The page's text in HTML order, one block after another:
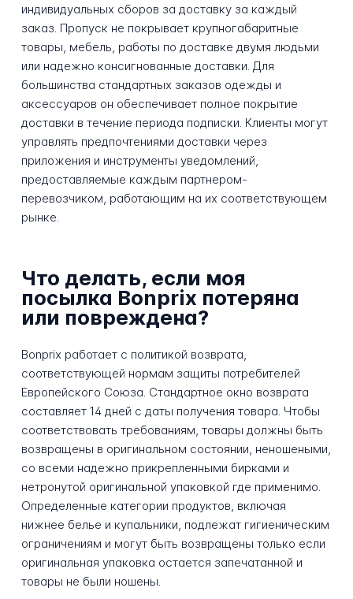
индивидуальных сборов за доставку за каждый
заказ. Пропуск не покрывает крупногабаритные
товары, мебель, работы по доставке двумя людьми
или надежно консигнованные доставки. Для
большинства стандартных заказов одежды и
аксессуаров он обеспечивает полное покрытие
доставки в течение периода подписки. Клиенты могут
управлять предпочтениями доставки через
приложения и инструменты уведомлений,
предоставляемые каждым партнером-
перевозчиком, работающим на их соответствующем
рынке.
Что делать, если моя
посылка Bonprix потеряна
или повреждена?
Bonprix работает с политикой возврата,
соответствующей нормам защиты потребителей
Европейского Союза. Стандартное окно возврата
составляет 14 дней с даты получения товара. Чтобы
соответствовать требованиям, товары должны быть
возвращены в оригинальном состоянии, неношеными,
со всеми надежно прикрепленными бирками и
нетронутой оригинальной упаковкой где применимо.
Определенные категории продуктов, включая
нижнее белье и купальники, подлежат гигиеническим
ограничениям и могут быть возвращены только если
оригинальная упаковка остается запечатанной и
товары не были ношены.